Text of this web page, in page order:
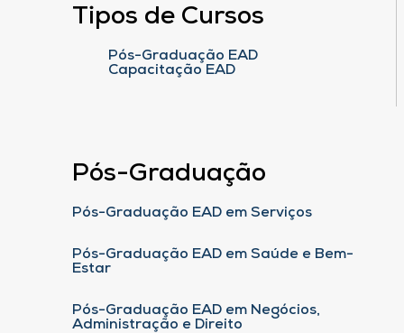
Tipos de Cursos
Pós-Graduação EAD
Capacitação EAD
Pós-Graduação
Pós-Graduação EAD em Serviços
Pós-Graduação EAD em Saúde e Bem-
Estar
Pós-Graduação EAD em Negócios,
Administração e Direito